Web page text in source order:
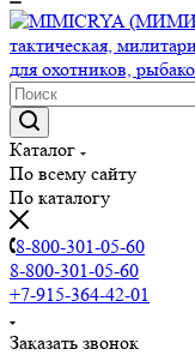
Каталог
По всему сайту
По каталогу
8-800-301-05-60
8-800-301-05-60
+7-915-364-42-01
Заказать звонок